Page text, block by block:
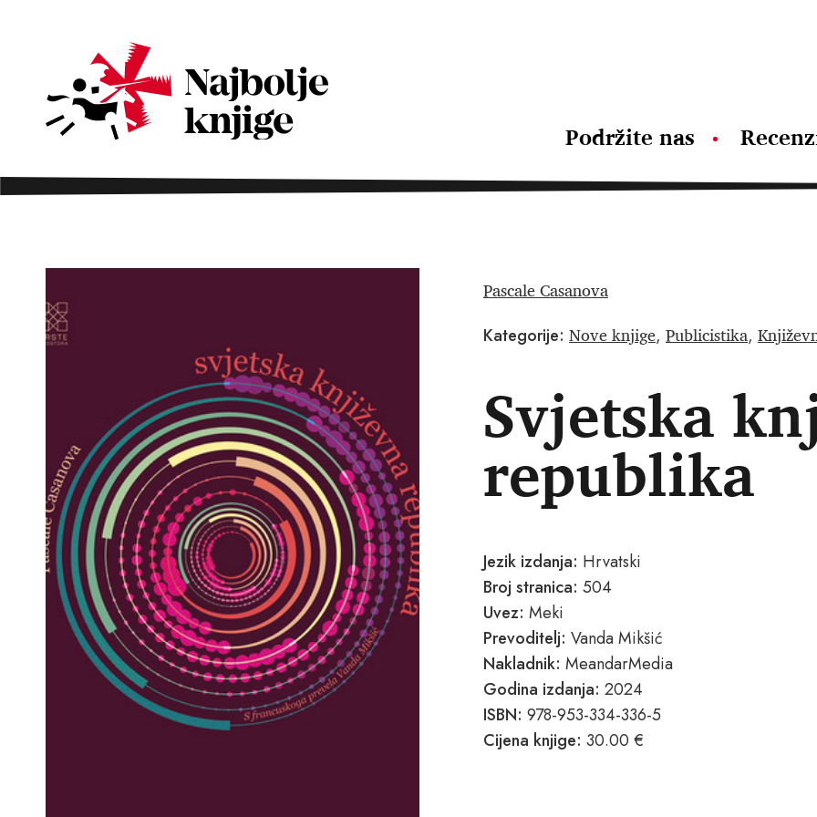
Podržite nas
Pascale Casanova
Kategorije: Nove knjige, Publicistika,
Svjetska
republika
Jezik izdanja: Hrvatski
Broj stranica: 504
Uvez: Meki
Prevoditelj: Vanda Mikšić
Nakladnik: MeandarMedia
Godina izdanja: 2024
ISBN: 978-953-334-336-5
Cijena knjige: 30.00 €